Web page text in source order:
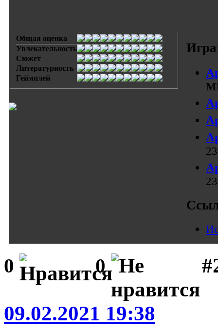
Общая оценка
Увлекательность
Сюжет
Литературность
Геймплей
0 0
09.02.2021 19:38